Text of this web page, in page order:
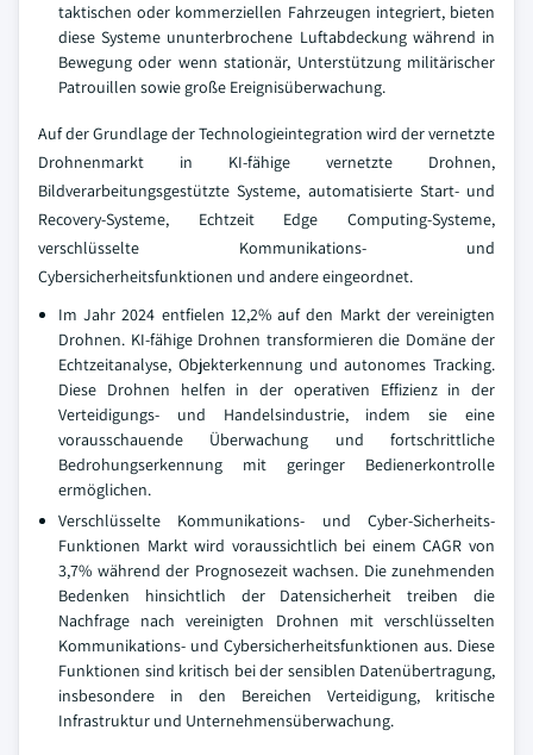
taktischen oder kommerziellen Fahrzeugen integriert, bieten
diese Systeme ununterbrochene Luftabdeckung während in
Bewegung oder wenn stationär, Unterstützung militärischer
Patrouillen sowie große Ereignisüberwachung.
Auf der Grundlage der Technologieintegration wird der vernetzte
Drohnenmarkt in KI-fähige vernetzte Drohnen,
Bildverarbeitungsgestützte Systeme, automatisierte Start- und
Recovery-Systeme, Echtzeit Edge Computing-Systeme,
verschlüsselte Kommunikations- und
Cybersicherheitsfunktionen und andere eingeordnet.
Im Jahr 2024 entfielen 12,2% auf den Markt der vereinigten
Drohnen. KI-fähige Drohnen transformieren die Domäne der
Echtzeitanalyse, Objekterkennung und autonomes Tracking.
Diese Drohnen helfen in der operativen Effizienz in der
Verteidigungs- und Handelsindustrie, indem sie eine
vorausschauende Überwachung und fortschrittliche
Bedrohungserkennung mit geringer Bedienerkontrolle
ermöglichen.
Verschlüsselte Kommunikations- und Cyber-Sicherheits-
Funktionen Markt wird voraussichtlich bei einem CAGR von
3,7% während der Prognosezeit wachsen. Die zunehmenden
Bedenken hinsichtlich der Datensicherheit treiben die
Nachfrage nach vereinigten Drohnen mit verschlüsselten
Kommunikations- und Cybersicherheitsfunktionen aus. Diese
Funktionen sind kritisch bei der sensiblen Datenübertragung,
insbesondere in den Bereichen Verteidigung, kritische
Infrastruktur und Unternehmensüberwachung.